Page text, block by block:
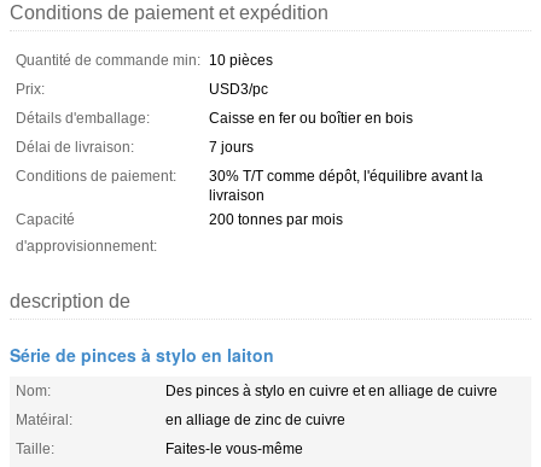
Conditions de paiement et expédition
Quantité de commande min: 10 pièces
Prix:
USD3/pc
Détails d'emballage:
Caisse en fer ou boîtier en bois
Délai de livraison:
7 jours
Conditions de paiement:
30% T/T comme dépôt, l'équilibre avant la
livraison
Capacité
d'approvisionnement:
200 tonnes par mois
description de
Série de pinces à stylo en laiton
Nom:
Des pinces à stylo en cuivre et en alliage de cuivre
Matéiral:
en alliage de zinc de cuivre
Taille:
Faites-le vous-même